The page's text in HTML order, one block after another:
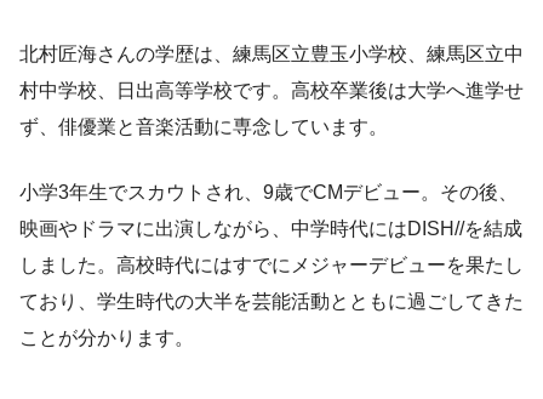
北村匠海さんの学歴は、練馬区立豊玉小学校、練馬区立中
村中学校、日出高等学校です。高校卒業後は大学へ進学せ
ず、俳優業と音楽活動に専念しています。
小学3年生でスカウトされ、9歳でCMデビュー。その後、
映画やドラマに出演しながら、中学時代にはDISH//を結成
しました。高校時代にはすでにメジャーデビューを果たし
ており、学生時代の大半を芸能活動とともに過ごしてきた
ことが分かります。